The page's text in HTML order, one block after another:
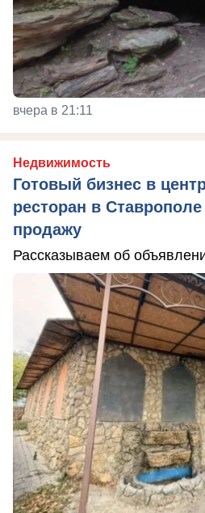
вчера в 21:11
Недвижимость
Готовый бизнес в
ресторан в
продажу
Рассказываем об